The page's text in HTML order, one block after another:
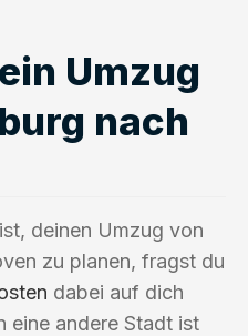
Umzug
nach
deinen Umzug von
zu planen, fragst du
dabei auf dich
eine andere Stadt ist